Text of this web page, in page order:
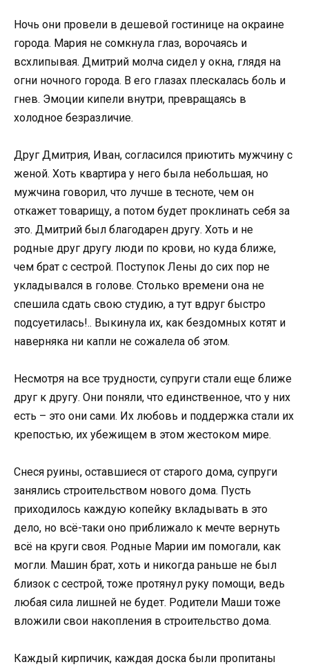
Ночь они провели в дешевой гостинице на окраине
города. Мария не сомкнула глаз, ворочаясь и
всхлипывая. Дмитрий молча сидел у окна, глядя на
огни ночного города. В его глазах плескалась боль и
гнев. Эмоции кипели внутри, превращаясь в
холодное безразличие.
Друг Дмитрия, Иван, согласился приютить мужчину с
женой. Хоть квартира у него была небольшая, но
мужчина говорил, что лучше в тесноте, чем он
откажет товарищу, а потом будет проклинать себя за
это. Дмитрий был благодарен другу. Хоть и не
родные друг другу люди по крови, но куда ближе,
чем брат с сестрой. Поступок Лены до сих пор не
укладывался в голове. Столько времени она не
спешила сдать свою студию, а тут вдруг быстро
подсуетилась!.. Выкинула их, как бездомных котят и
наверняка ни капли не сожалела об этом.
Несмотря на все трудности, супруги стали еще ближе
друг к другу. Они поняли, что единственное, что у них
есть – это они сами. Их любовь и поддержка стали их
крепостью, их убежищем в этом жестоком мире.
Снеся руины, оставшиеся от старого дома, супруги
занялись строительством нового дома. Пусть
приходилось каждую копейку вкладывать в это
дело, но всё-таки оно приближало к мечте вернуть
всё на круги своя. Родные Марии им помогали, как
могли. Машин брат, хоть и никогда раньше не был
близок с сестрой, тоже протянул руку помощи, ведь
любая сила лишней не будет. Родители Маши тоже
вложили свои накопления в строительство дома.
Каждый кирпичик, каждая доска были пропитаны